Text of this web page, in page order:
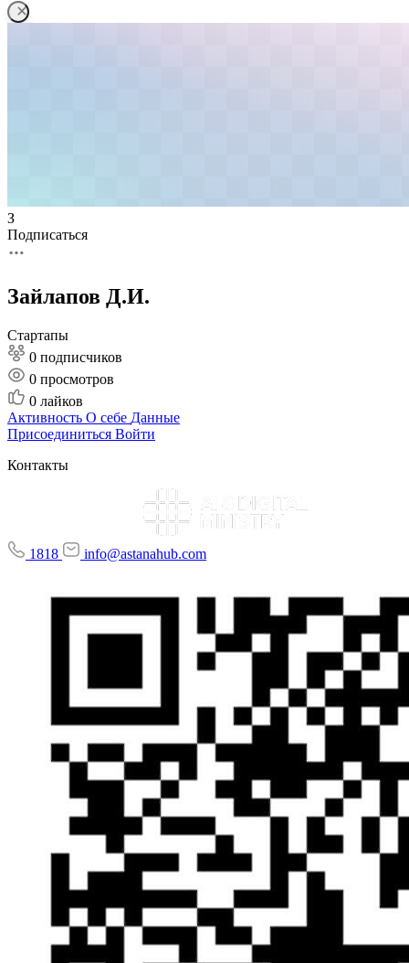
З
Подписаться
Зайлапов Д.И.
Стартапы
0 подписчиков
0 просмотров
0 лайков
Активность О себе Данные
Присоединиться Войти
Контакты
1818 info@astanahub.com